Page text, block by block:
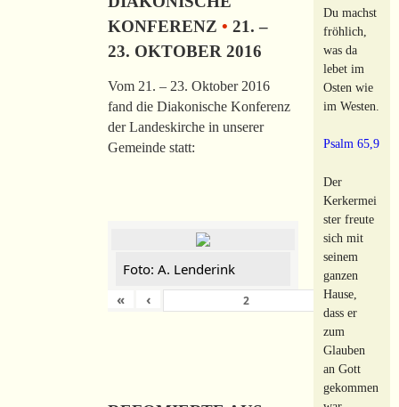
KONFERENZ • 21. –
23. OKTOBER 2016
Vom 21. – 23. Oktober 2016
fand die Diakonische Konferenz
der Landeskirche in unserer
Gemeinde statt:
Foto: A. Lenderink
«
‹ von149
Du machst
fröhlich,
was da
lebet im
Osten wie
im Westen.
Psalm 65,9
Der
Kerkermei
ster freute
sich mit
seinem
ganzen
Hause,
dass er
zum
Glauben
an Gott
gekommen